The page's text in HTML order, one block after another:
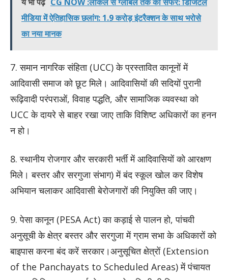
मीडिया में ऐतिहासिक छलांग: 1.9 करोड़ इंटरैक्शन के साथ भरोसे
का नया मानक
7. समान नागरिक संहिता (UCC) के प्रस्तावित कानूनों में
आदिवासी समाज को छूट मिले। आदिवासियों की सदियों पुरानी
रूढ़िवादी परंपराओं, विवाह पद्धति, और सामाजिक व्यवस्था को
UCC के दायरे से बाहर रखा जाए ताकि विशिष्ट अधिकारों का हनन
न हो।
8. स्थानीय रोजगार और सरकारी भर्ती में आदिवासियों को आरक्षण
मिले। बस्तर और सरगुजा संभाग) में बंद स्कूल खोल कर विशेष
अभियान चलाकर आदिवासी बेरोजगारों की नियुक्ति की जाए।
9. पेसा कानून (PESA Act) का कड़ाई से पालन हो, पांचवी
अनुसूची के क्षेत्र बस्तर और सरगुजा में ग्राम सभा के अधिकारों को
बाइपास करना बंद करें सरकार।अनुसूचित क्षेत्रों (Extension
of the Panchayats to Scheduled Areas) में पंचायत